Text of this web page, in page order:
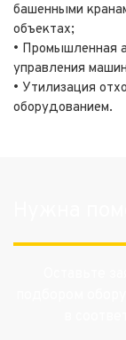
башенными
объектах;
• Промышленная
управления
• Утилизация
оборудованием.